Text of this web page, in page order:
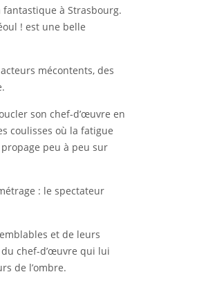
fantastique à Strasbourg.
! est une belle
mécontents, des
son chef-d’œuvre en
coulisses où la fatigue
peu à peu sur
: le spectateur
et de leurs
chef-d’œuvre qui lui
de l’ombre.